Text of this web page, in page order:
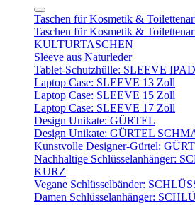
Taschen für Kosmetik &
Taschen für Kosmetik &
KULTURTASCHEN
Sleeve aus Naturleder
Tablet-Schutzhülle: SLEEVE IPAD
Laptop Case: SLEEVE 13 Zoll
Laptop Case: SLEEVE 15 Zoll
Laptop Case: SLEEVE 17 Zoll
Design Unikate: GÜRTEL
Design Unikate: GÜRTEL
Kunstvolle Designer-Gürtel:
Nachhaltige Schlüsselanhänger:
KURZ
Vegane Schlüsselbänder:
Damen Schlüsselanhänger: